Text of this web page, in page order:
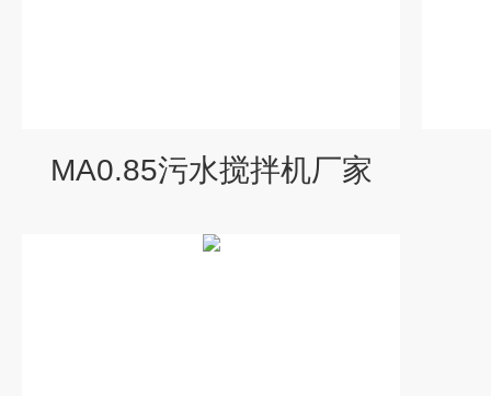
MA0.85污水搅拌机厂家